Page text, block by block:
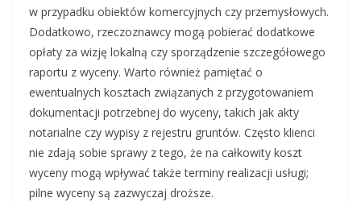
w przypadku obiektów komercyjnych czy przemysłowych.
Dodatkowo, rzeczoznawcy mogą pobierać dodatkowe
opłaty za wizję lokalną czy sporządzenie szczegółowego
raportu z wyceny. Warto również pamiętać o
ewentualnych kosztach związanych z przygotowaniem
dokumentacji potrzebnej do wyceny, takich jak akty
notarialne czy wypisy z rejestru gruntów. Często klienci
nie zdają sobie sprawy z tego, że na całkowity koszt
wyceny mogą wpływać także terminy realizacji usługi;
pilne wyceny są zazwyczaj droższe.